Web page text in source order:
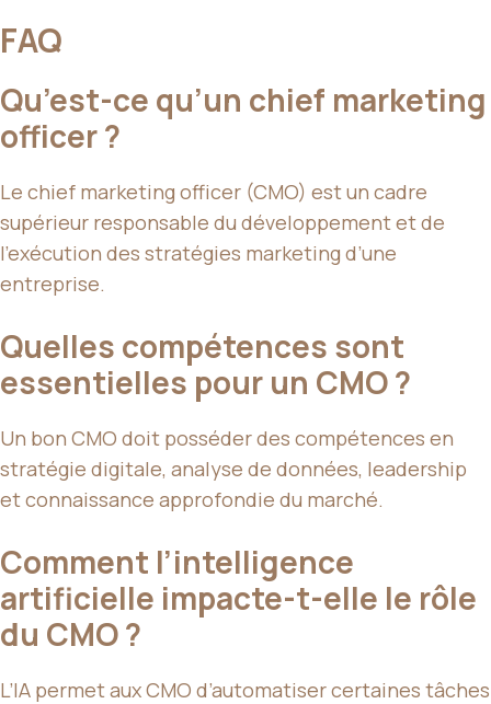
FAQ
Qu’est-ce qu’un chief marketing
officer ?
Le chief marketing officer (CMO) est un cadre
supérieur responsable du développement et de
l’exécution des stratégies marketing d’une
entreprise.
Quelles compétences sont
essentielles pour un CMO ?
Un bon CMO doit posséder des compétences en
stratégie digitale, analyse de données, leadership
et connaissance approfondie du marché.
Comment l’intelligence
artificielle impacte-t-elle le rôle
du CMO ?
L’IA permet aux CMO d’automatiser certaines tâches